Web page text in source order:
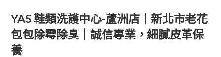
YAS 鞋類洗護中心-蘆洲店｜新北市老花
包包除霉除臭｜誠信專業，細膩皮革保
養